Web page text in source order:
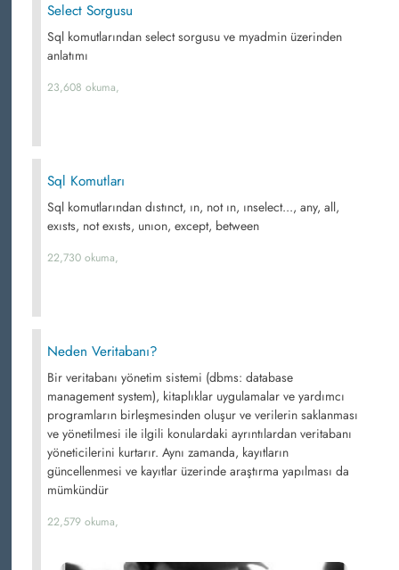
Select Sorgusu
Sql komutlarından select sorgusu ve myadmin üzerinden
anlatımı
23,608 okuma,
Sql Komutları
Sql komutlarından dıstınct, ın, not ın, ınselect..., any, all,
exısts, not exısts, unıon, except, between
22,730 okuma,
Neden Veritabanı?
Bir veritabanı yönetim sistemi (dbms: database
management system), kitaplıklar uygulamalar ve yardımcı
programların birleşmesinden oluşur ve verilerin saklanması
ve yönetilmesi ile ilgili konulardaki ayrıntılardan veritabanı
yöneticilerini kurtarır. Aynı zamanda, kayıtların
güncellenmesi ve kayıtlar üzerinde araştırma yapılması da
mümkündür
22,579 okuma,